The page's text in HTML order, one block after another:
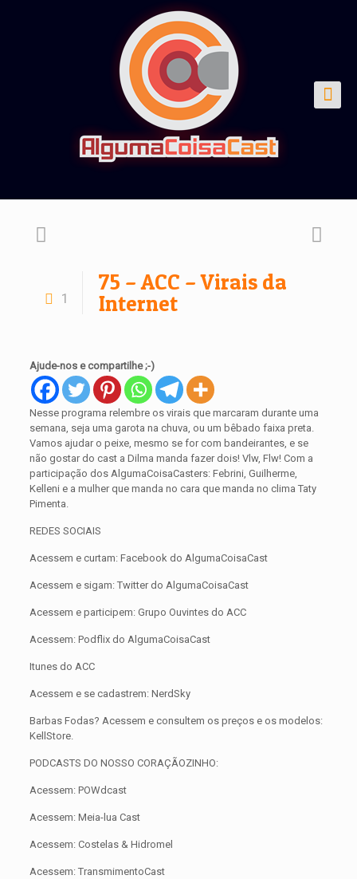
1
75 – ACC – Virais da
Internet
Ajude-nos e compartilhe ;-)
Nesse programa relembre os virais que marcaram durante uma
semana, seja uma garota na chuva, ou um bêbado faixa preta.
Vamos ajudar o peixe, mesmo se for com bandeirantes, e se
não gostar do cast a Dilma manda fazer dois! Vlw, Flw! Com a
participação dos AlgumaCoisaCasters: Febrini, Guilherme,
Kelleni e a mulher que manda no cara que manda no clima Taty
Pimenta.
REDES SOCIAIS
Acessem e curtam: Facebook do AlgumaCoisaCast
Acessem e sigam: Twitter do AlgumaCoisaCast
Acessem e participem: Grupo Ouvintes do ACC
Acessem: Podflix do AlgumaCoisaCast
Itunes do ACC
Acessem e se cadastrem: NerdSky
Barbas Fodas? Acessem e consultem os preços e os modelos:
KellStore.
PODCASTS DO NOSSO CORAÇÃOZINHO:
Acessem: POWdcast
Acessem: Meia-lua Cast
Acessem: Costelas & Hidromel
Acessem: TransmimentoCast